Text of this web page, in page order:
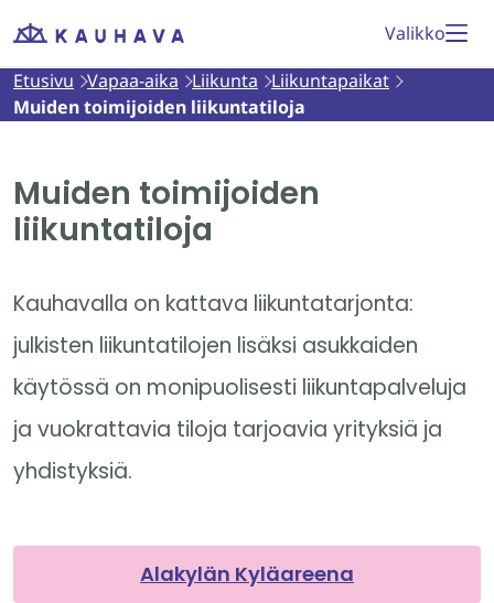
Siirry
Etusivu
Valikko
Etusivu Vapaa-aika Liikunta Liikuntapaikat
Muiden toimijoiden liikuntatiloja
Muiden toimijoiden
liikuntatiloja
Kauhavalla on kattava liikuntatarjonta:
julkisten liikuntatilojen lisäksi asukkaiden
käytössä on monipuolisesti liikuntapalveluja
ja vuokrattavia tiloja tarjoavia yrityksiä ja
yhdistyksiä.
Alakylän Kyläareena